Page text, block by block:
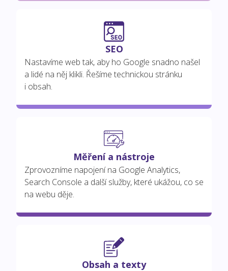
SEO
Nastavíme web tak, aby ho Google snadno našel
a lidé na něj klikli. Řešíme technickou stránku
i obsah.
Měření a nástroje
Zprovozníme napojení na Google Analytics,
Search Console a další služby, které ukážou, co se
na webu děje.
Obsah a texty